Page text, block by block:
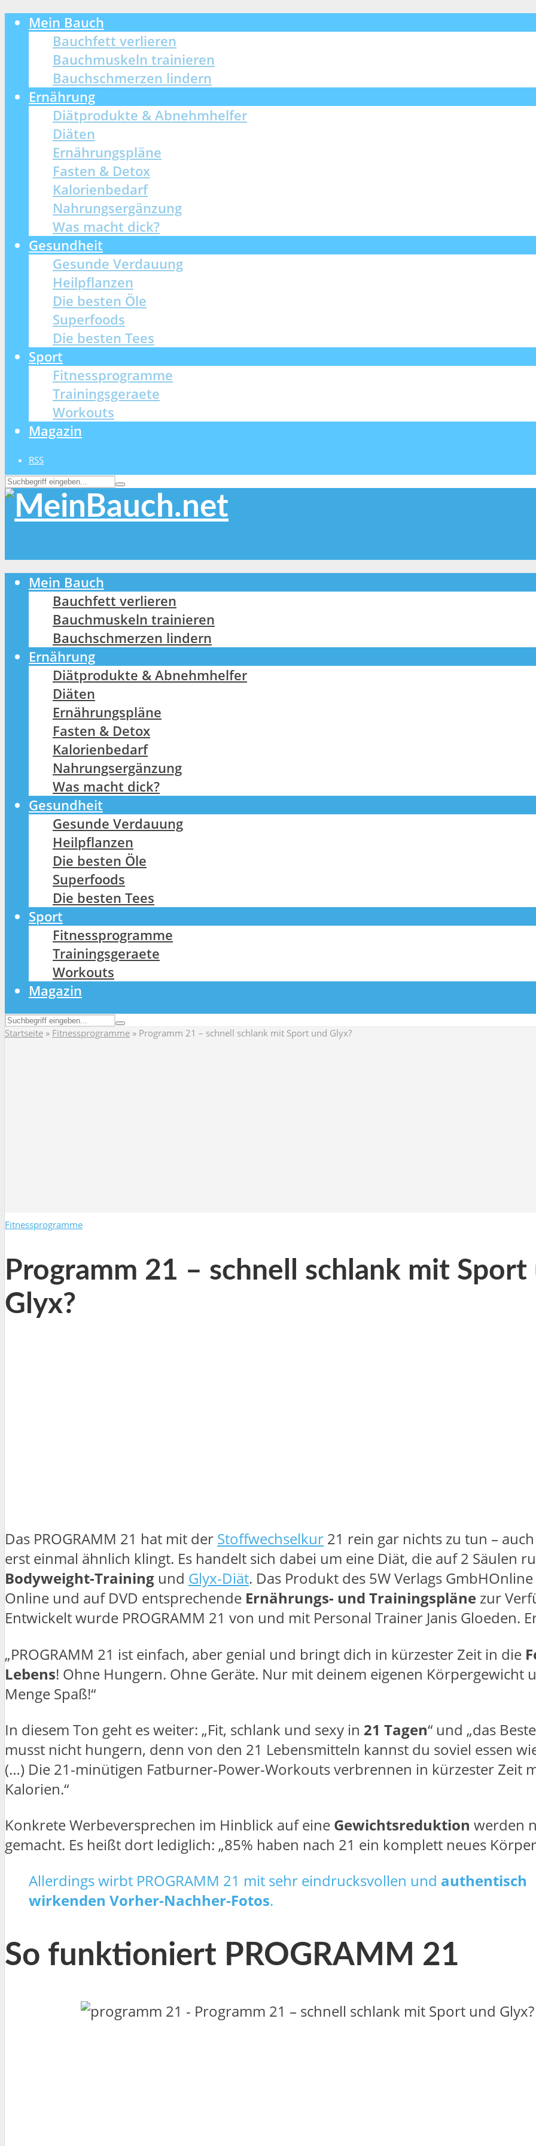
Mein Bauch
Bauchfett verlieren
Bauchmuskeln trainieren
Bauchschmerzen lindern
Ernährung
Diätprodukte & Abnehmhelfer
Diäten
Ernährungspläne
Fasten & Detox
Kalorienbedarf
Nahrungsergänzung
Was macht dick?
Gesundheit
Gesunde Verdauung
Heilpflanzen
Die besten Öle
Superfoods
Die besten Tees
Sport
Fitnessprogramme
Trainingsgeraete
Workouts
Magazin
RSS
Mein Bauch
Bauchfett verlieren
Bauchmuskeln trainieren
Bauchschmerzen lindern
Ernährung
Diätprodukte & Abnehmhelfer
Diäten
Ernährungspläne
Fasten & Detox
Kalorienbedarf
Nahrungsergänzung
Was macht dick?
Gesundheit
Gesunde Verdauung
Heilpflanzen
Die besten Öle
Superfoods
Die besten Tees
Sport
Fitnessprogramme
Trainingsgeraete
Workouts
Magazin
Startseite » Fitnessprogramme » Programm 21 – schnell schlank mit Sport und Glyx?
Fitnessprogramme
Programm 21 – schnell schlank mit Sport
Glyx?
Das PROGRAMM 21 hat mit der Stoffwechselkur 21 rein gar nichts zu tun –
erst einmal ähnlich klingt. Es handelt sich dabei um eine Diät, die auf 2 Säulen
Bodyweight-Training und Glyx-Diät. Das Produkt des 5W Verlags
Online und auf DVD entsprechende Ernährungs- und Trainingspläne zur
Entwickelt wurde PROGRAMM 21 von und mit Personal Trainer Janis Gloeden.
„PROGRAMM 21 ist einfach, aber genial und bringt dich in kürzester Zeit in die
Lebens! Ohne Hungern. Ohne Geräte. Nur mit deinem eigenen Körpergewicht
Menge Spaß!“
In diesem Ton geht es weiter: „Fit, schlank und sexy in 21 Tagen“ und „das
musst nicht hungern, denn von den 21 Lebensmitteln kannst du soviel essen
(…) Die 21-minütigen Fatburner-Power-Workouts verbrennen in kürzester Zeit
Kalorien.“
Konkrete Werbeversprechen im Hinblick auf eine Gewichtsreduktion werden
gemacht. Es heißt dort lediglich: „85% haben nach 21 ein komplett neues
Allerdings wirbt PROGRAMM 21 mit sehr eindrucksvollen und authentisch
wirkenden Vorher-Nachher-Fotos.
So funktioniert PROGRAMM 21